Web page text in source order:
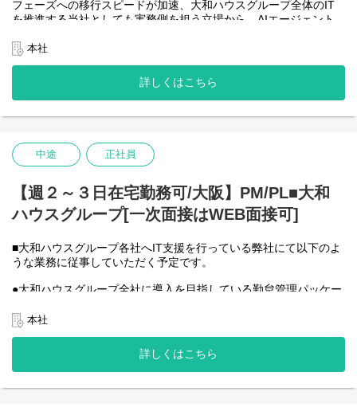
せん。また、働く時間に制限もなく、月160時間の勤務で、午前5
時～22時までの間であれば、自由な時間に働いていただけます。
児、介護などとの両立も可能です。社員が仕事をしやすい環境を
フェーズへの移行スピードが加速、大和ハウスグループ全体のIT
を推進する当社としても実務側を担う立場から、AIエージェント
務としチームの拡大を図っています。
なお、フルリモート勤務可能なので、勤務地は北海道から沖縄ま
で、日本全国どこからでも働いていただけます。
入社日以外の出社は年１～４回程度なので、入社後の勤務地は国
また、働く時間に制限もなく、月160時間の勤務で、午前５時～２
を途中で中断したり、働く時間を調整できるので、家事、育児、
介護などとの両立も可能です。社員が仕事をしやすい環境を整え
フレックスです。
●AIチーム(４名)●
・Microsoft Copilot を利用したエージェント運用・管理
・生成AIを用いたAIエージェントの設計・開発・改善
・AIエージェントの運用支援
件に従事してもらう想定です。
＜クライアントは大和ハウスグループ全体＞
出資は大和ハウス本体になりますが、売上好調かつDX推進の優先
度が高いため、投資を惜しむことはありません。
潤沢なリソースのもと、最上流から変革を進めていくことが可能
本社
詳しくはこちら
中途 正社員
【週２～３日在宅勤務可/大阪】PM/PL■大和
ハウスグループ[一次面接はWEB面接可]
■大和ハウスグループ各社へIT支援を行っている弊社にて以下のよ
うな業務に従事していただく予定です。
●大和ハウスグループ全社に導入を目指している勤怠管理パッケー
→導入フェーズ※毎週お客さんとの定例会議、使用する資料の作
成、改善提案データ移行→実装(パラメータ調整等含)から運用保守
●各フェーズでのベンダーとの進捗管理等
●その他の総務・人事系システムの構築・運用保守作業をプロジェ
クトメンバーとして遂行
本社
詳しくはこちら